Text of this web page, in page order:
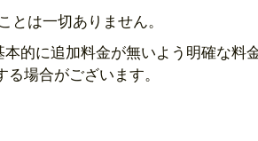
は一切ありません。
的に追加料金が無いよう明確な料
場合がございます。